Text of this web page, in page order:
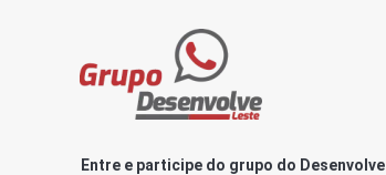
Entre e participe do grupo do Desenvolve